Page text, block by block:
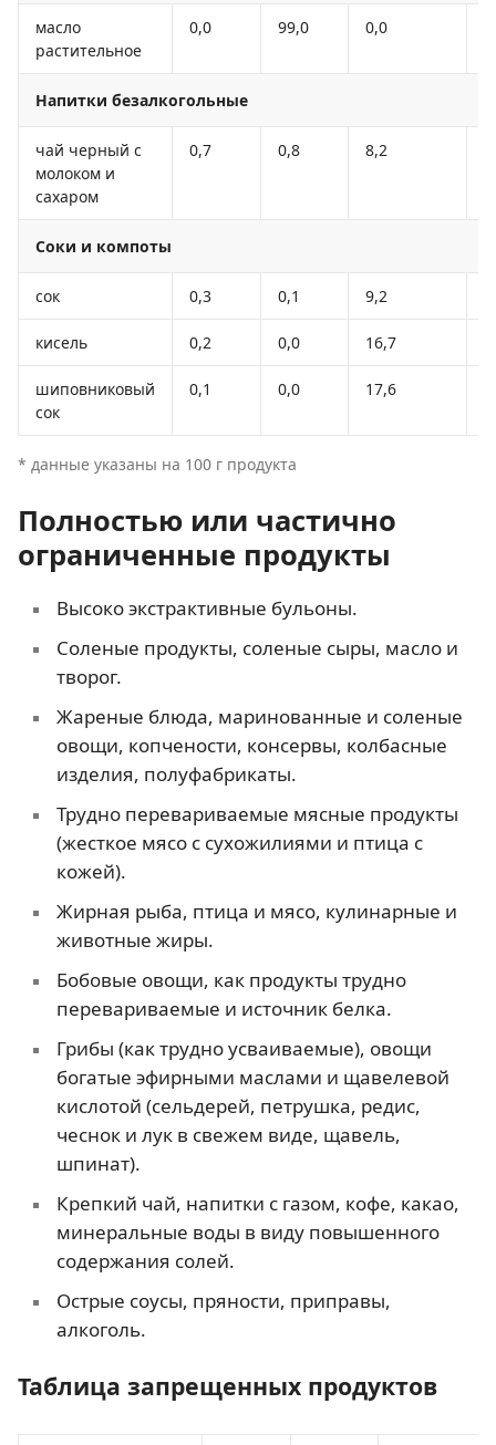
масло
растительное
0,0 99,0 0,0
Напитки безалкогольные
чай черный с
молоком и
сахаром
0,7 0,8 8,2
Соки и компоты
сок 0,3 0,1 9,2
кисель 0,2 0,0 16,7
шиповниковый
сок
0,1 0,0 17,6
* данные указаны на 100 г продукта
Полностью или частично
ограниченные продукты
Высоко экстрактивные бульоны.
Соленые продукты, соленые сыры, масло и
творог.
Жареные блюда, маринованные и соленые
овощи, копчености, консервы, колбасные
изделия, полуфабрикаты.
Трудно перевариваемые мясные продукты
(жесткое мясо с сухожилиями и птица с
кожей).
Жирная рыба, птица и мясо, кулинарные и
животные жиры.
Бобовые овощи, как продукты трудно
перевариваемые и источник белка.
Грибы (как трудно усваиваемые), овощи
богатые эфирными маслами и щавелевой
кислотой (сельдерей, петрушка, редис,
чеснок и лук в свежем виде, щавель,
шпинат).
Крепкий чай, напитки с газом, кофе, какао,
минеральные воды в виду повышенного
содержания солей.
Острые соусы, пряности, приправы,
алкоголь.
Таблица запрещенных продуктов